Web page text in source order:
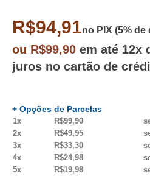
R$94,91no PIX (5%
ou R$99,90 em até 12x
juros no cartão de
+ Opções de Parcelas
1x R$99,90
2x
R$49,95
3x
R$33,30
4x
R$24,98
5x
R$19,98